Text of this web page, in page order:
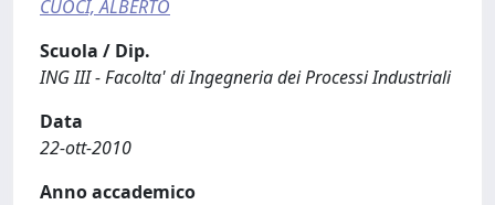
CUOCI, ALBERTO
Scuola / Dip.
ING III - Facolta' di Ingegneria dei Processi Industriali
Data
22-ott-2010
Anno accademico